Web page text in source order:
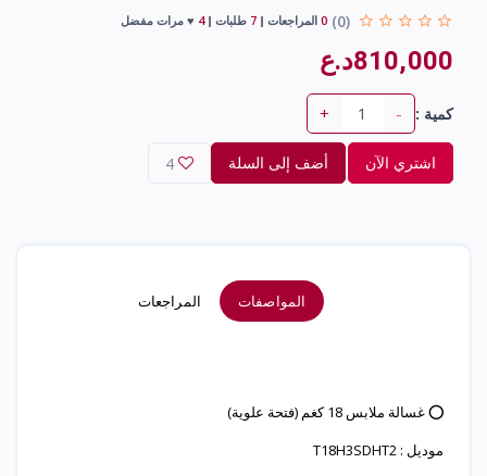
(0)
0 المراجعات 7 طلبات 4 ♥ مرات مفضل
810,000د.ع
كمية : -
+
اشتري الآن أضف إلى السلة 4
المواصفات المراجعات
⭕ غسالة ملابس 18 كغم (فتحة علوية)
موديل : T18H3SDHT2